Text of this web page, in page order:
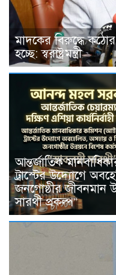
মাদকের বিরুদ্ধে
হচ্ছে: স্বরাষ্ট্রমন্ত্রী
আন্তর্জাতিক
ট্রাস্টের উদ্যোগে
জনগোষ্ঠীর জীবনমান
সারথী প্রকল্প”